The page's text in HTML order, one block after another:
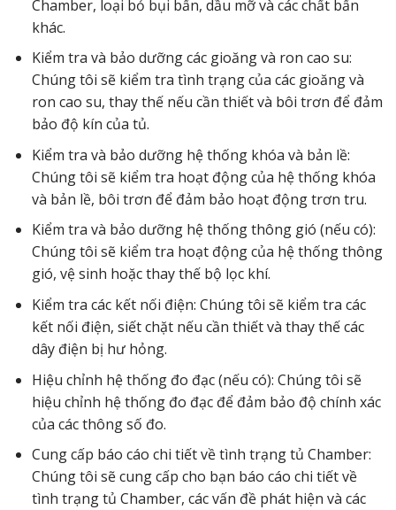
Chamber, loại bỏ bụi bẩn, dầu mỡ và các chất bẩn
khác.
Kiểm tra và bảo dưỡng các gioăng và ron cao su:
Chúng tôi sẽ kiểm tra tình trạng của các gioăng và
ron cao su, thay thế nếu cần thiết và bôi trơn để đảm
bảo độ kín của tủ.
Kiểm tra và bảo dưỡng hệ thống khóa và bản lề:
Chúng tôi sẽ kiểm tra hoạt động của hệ thống khóa
và bản lề, bôi trơn để đảm bảo hoạt động trơn tru.
Kiểm tra và bảo dưỡng hệ thống thông gió (nếu có):
Chúng tôi sẽ kiểm tra hoạt động của hệ thống thông
gió, vệ sinh hoặc thay thế bộ lọc khí.
Kiểm tra các kết nối điện: Chúng tôi sẽ kiểm tra các
kết nối điện, siết chặt nếu cần thiết và thay thế các
dây điện bị hư hỏng.
Hiệu chỉnh hệ thống đo đạc (nếu có): Chúng tôi sẽ
hiệu chỉnh hệ thống đo đạc để đảm bảo độ chính xác
của các thông số đo.
Cung cấp báo cáo chi tiết về tình trạng tủ Chamber:
Chúng tôi sẽ cung cấp cho bạn báo cáo chi tiết về
tình trạng tủ Chamber, các vấn đề phát hiện và các